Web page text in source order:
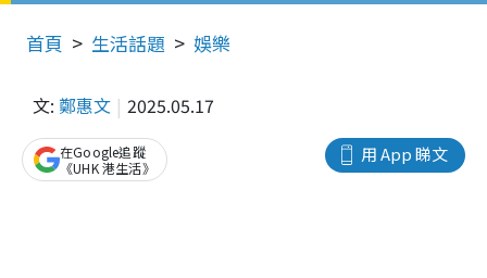
首頁 生活話題 娛樂
文: 鄭惠文 2025.05.17
用 App 睇文
在Google追蹤
《UHK 港生活》